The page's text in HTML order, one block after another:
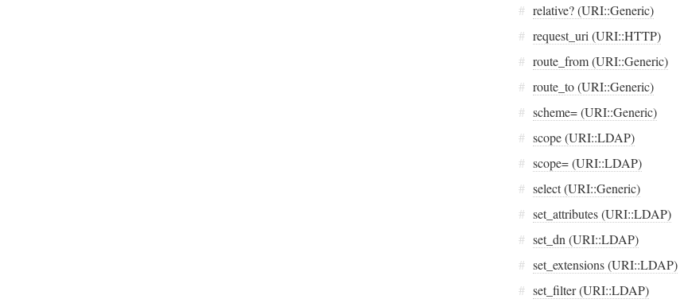
# relative? (URI::Generic)
# request_uri (URI::HTTP)
# route_from (URI::Generic)
# route_to (URI::Generic)
# scheme= (URI::Generic)
# scope (URI::LDAP)
# scope= (URI::LDAP)
# select (URI::Generic)
# set_attributes (URI::LDAP)
# set_dn (URI::LDAP)
# set_extensions (URI::LDAP)
# set_filter (URI::LDAP)